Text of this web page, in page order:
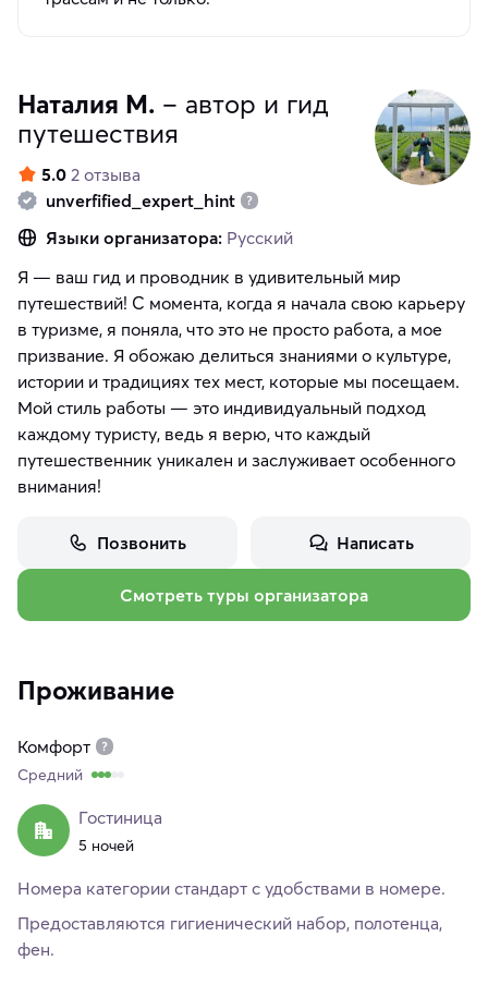
Наталия М. – автор и гид
путешествия
5.0 2 отзыва
unverfified_expert_hint
Языки организатора: Русский
Я — ваш гид и проводник в удивительный мир
путешествий! С момента, когда я начала свою карьеру
в туризме, я поняла, что это не просто работа, а мое
призвание. Я обожаю делиться знаниями о культуре,
истории и традициях тех мест, которые мы посещаем.
Мой стиль работы — это индивидуальный подход
каждому туристу, ведь я верю, что каждый
путешественник уникален и заслуживает особенного
внимания!
Позвонить Написать
Смотреть туры организатора
Проживание
Комфорт
Средний
Гостиница
5 ночей
Номера категории стандарт с удобствами в номере.
Предоставляются гигиенический набор, полотенца,
фен.